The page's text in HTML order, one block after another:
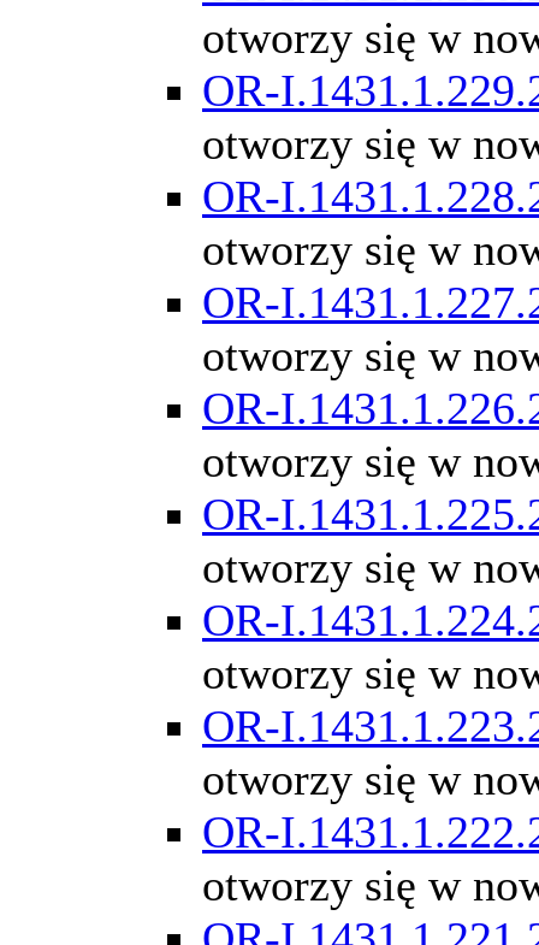
otworzy się w
OR-
otworzy się w
OR-
otworzy się w
OR-
otworzy się w
OR-
otworzy się w
OR-
otworzy się w
OR-
otworzy się w
OR-
otworzy się w
OR-
otworzy się w